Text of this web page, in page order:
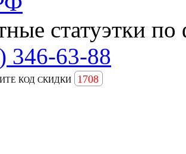
статуэтки по
346-63-88
КОД СКИДКИ 1708